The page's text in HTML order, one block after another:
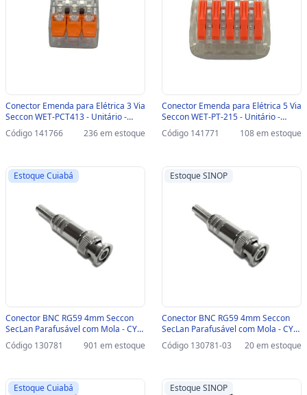
Conector Emenda para Elétrica 3 Via
Seccon WET-PCT413 - Unitário -
WET-PCT413
Código 141766 236 em estoque
Conector Emenda para Elétrica 5 Via
Seccon WET-PT-215 - Unitário -
WET-PT-215
Código 141771 108 em estoque
Estoque Cuiabá
Conector BNC RG59 4mm Seccon
SecLan Parafusável com Mola - CY-
DY-3484 - CY-DY-3484
Código 130781 901 em estoque
Estoque SINOP
Conector BNC RG59 4mm Seccon
SecLan Parafusável com Mola - CY-
DY-3484-SINOP-03 - CY-DY-3484
Código 130781-03 20 em estoque
Estoque Cuiabá Estoque SINOP